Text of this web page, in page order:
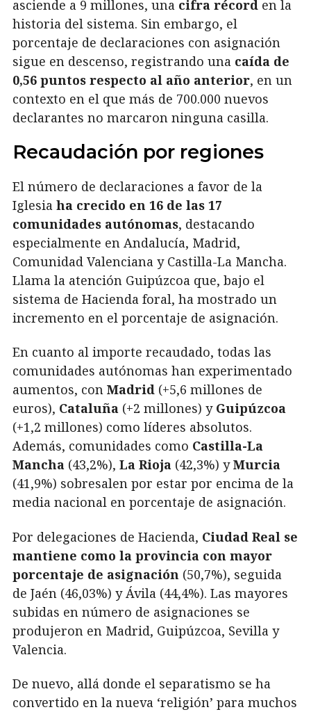
asciende a 9 millones, una cifra récord en la
historia del sistema. Sin embargo, el
porcentaje de declaraciones con asignación
sigue en descenso, registrando una caída de
0,56 puntos respecto al año anterior, en un
contexto en el que más de 700.000 nuevos
declarantes no marcaron ninguna casilla.
Recaudación por regiones
El número de declaraciones a favor de la
Iglesia ha crecido en 16 de las 17
comunidades autónomas, destacando
especialmente en Andalucía, Madrid,
Comunidad Valenciana y Castilla-La Mancha.
Llama la atención Guipúzcoa que, bajo el
sistema de Hacienda foral, ha mostrado un
incremento en el porcentaje de asignación.
En cuanto al importe recaudado, todas las
comunidades autónomas han experimentado
aumentos, con Madrid (+5,6 millones de
euros), Cataluña (+2 millones) yGuipúzcoa
(+1,2 millones) como líderes absolutos.
Además, comunidades como Castilla-La
Mancha (43,2%), La Rioja (42,3%) yMurcia
(41,9%) sobresalen por estar por encima de la
media nacional en porcentaje de asignación.
Por delegaciones de Hacienda, Ciudad Real se
mantiene como la provincia con mayor
porcentaje de asignación (50,7%), seguida
de Jaén (46,03%) y Ávila (44,4%). Las mayores
subidas en número de asignaciones se
produjeron en Madrid, Guipúzcoa, Sevilla y
Valencia.
De nuevo, allá donde el separatismo se ha
convertido en la nueva ‘religión’ para muchos